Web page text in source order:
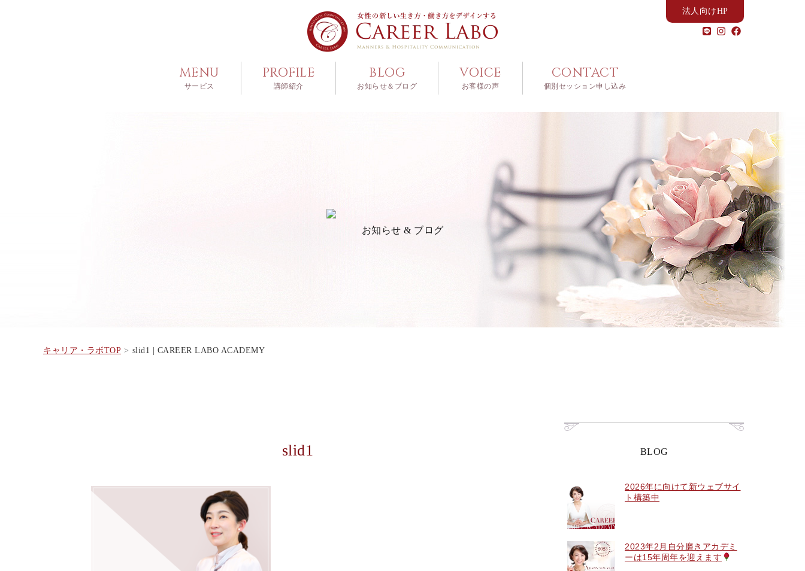
法人向けHP
MENU
サービス
PROFILE
講師紹介
BLOG
お知らせ＆ブログ
VOICE
お客様の声
CONTACT
個別セッション申し込み
お知らせ & ブログ
キャリア・ラボTOP slid1 | CAREER LABO ACADEMY
slid1 BLOG
2026年に向けて新ウェブサイ
ト構築中
2023年2月自分磨きアカデミ
ーは15年周年を迎えます